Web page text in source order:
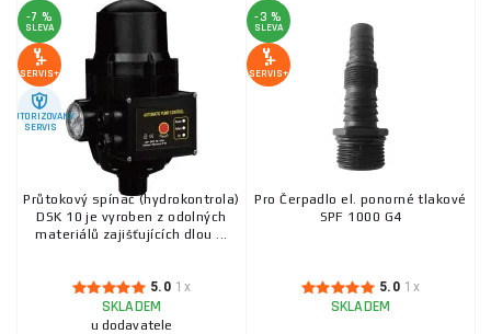
-7 %
SLEVA
SERVIS+
AUTORIZOVANÝ
SERVIS
Průtokový spínač (hydrokontrola)
DSK 10 je vyroben z odolných
materiálů zajišťujících dlou ...
5.0 1x
SKLADEM
u dodavatele
-3 %
SLEVA
SERVIS+
Pro Čerpadlo el. ponorné tlakové
SPF 1000 G4
5.0 1x
SKLADEM